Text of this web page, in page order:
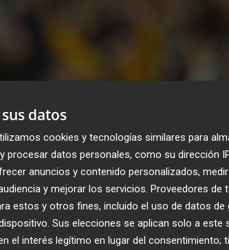
datos
cookies y tecnologías similares para
procesar datos personales, como su dirección
anuncios y contenido personalizados,
y mejorar los servicios. Proveedores de
estos y otros fines, incluido el uso de datos de
Sus elecciones se aplican solo a este
el interés legítimo en lugar del consentimiento;